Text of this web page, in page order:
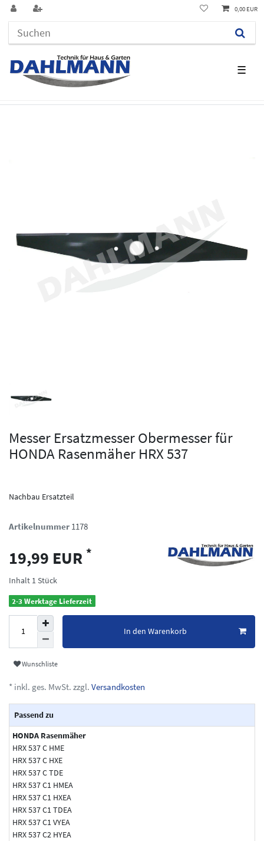
☰
0,00 EUR
Messer Ersatzmesser Obermesser für
HONDA Rasenmäher HRX 537
Nachbau Ersatzteil
Artikelnummer 1178
19,99 EUR *
Inhalt 1 Stück
2-3 Werktage Lieferzeit
In den Warenkorb
Wunschliste
* inkl. ges. MwSt. zzgl. Versandkosten
Passend zu
HONDA Rasenmäher
HRX 537 C HME
HRX 537 C HXE
HRX 537 C TDE
HRX 537 C1 HMEA
HRX 537 C1 HXEA
HRX 537 C1 TDEA
HRX 537 C1 VYEA
HRX 537 C2 HYEA